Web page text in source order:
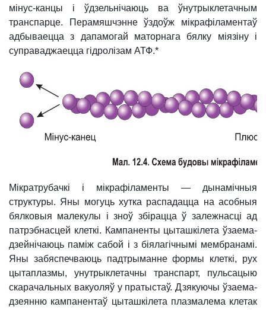
мінус-канцы і ўдзельнічаюць ва ўнутрыклетачным
транспарце. Перамяшчэнне ўздоўж мікрафіламентаў
адбываецца з дапамогай маторнага бялку міязіну і
суправаджаецца гідролізам АТФ.*
Мікратрубачкі і мікрафіламенты — дынамічныя
структуры. Яны могуць хутка распадацца на асобныя
бялковыя малекулы і зноў збірацца ў залежнасці ад
патрэбнасцей клеткі. Кампаненты цыташкілета ўзаема­
дзейнічаюць паміж сабой і з біялагічнымі мембранамі.
Яны забяспечваюць падтрыманне формы клеткі, рух
цытаплазмы, унутрыклетачны транспарт, пульсацыю
скарачальных вакуоляў у пратыстаў. Дзякуючы ўзаема­
дзеянню кампанентаў цыташкілета плазмалема клетак